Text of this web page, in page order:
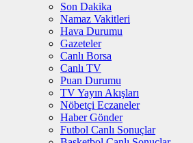
Son Dakika
Namaz Vakitleri
Hava Durumu
Gazeteler
Canlı Borsa
Canlı TV
Puan Durumu
TV Yayın Akışları
Nöbetçi Eczaneler
Haber Gönder
Futbol Canlı Sonuçlar